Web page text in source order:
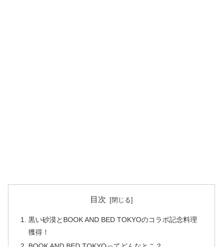
目次
黒い砂漠とBOOK AND BED TOKYOのコラボ記念料理
獲得！